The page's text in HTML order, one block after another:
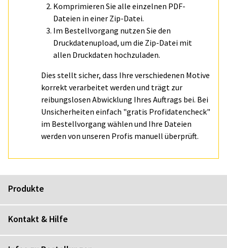
Komprimieren Sie alle einzelnen PDF-
Dateien in einer Zip-Datei.
Im Bestellvorgang nutzen Sie den
Druckdatenupload, um die Zip-Datei mit
allen Druckdaten hochzuladen.
Dies stellt sicher, dass Ihre verschiedenen Motive
korrekt verarbeitet werden und trägt zur
reibungslosen Abwicklung Ihres Auftrags bei. Bei
Unsicherheiten einfach "gratis Profidatencheck"
im Bestellvorgang wählen und Ihre Dateien
werden von unseren Profis manuell überprüft.
Produkte
Kontakt & Hilfe